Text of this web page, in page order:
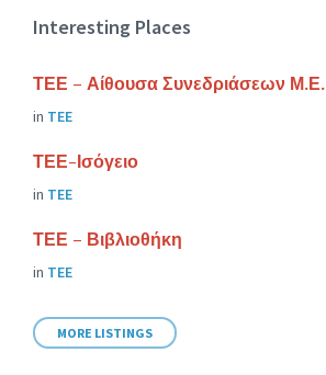
Interesting Places
ΤΕΕ – Αίθουσα Συνεδριάσεων Μ.Ε.
in ΤΕΕ
ΤΕΕ-Ισόγειο
in ΤΕΕ
ΤΕΕ – Βιβλιοθήκη
in ΤΕΕ
MORE LISTINGS